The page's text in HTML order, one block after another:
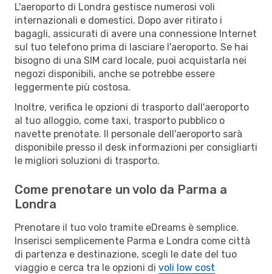
L'aeroporto di Londra gestisce numerosi voli
internazionali e domestici. Dopo aver ritirato i
bagagli, assicurati di avere una connessione Internet
sul tuo telefono prima di lasciare l'aeroporto. Se hai
bisogno di una SIM card locale, puoi acquistarla nei
negozi disponibili, anche se potrebbe essere
leggermente più costosa.
Inoltre, verifica le opzioni di trasporto dall'aeroporto
al tuo alloggio, come taxi, trasporto pubblico o
navette prenotate. Il personale dell'aeroporto sarà
disponibile presso il desk informazioni per consigliarti
le migliori soluzioni di trasporto.
Come prenotare un volo da Parma a
Londra
Prenotare il tuo volo tramite eDreams è semplice.
Inserisci semplicemente Parma e Londra come città
di partenza e destinazione, scegli le date del tuo
viaggio e cerca tra le opzioni di voli low cost